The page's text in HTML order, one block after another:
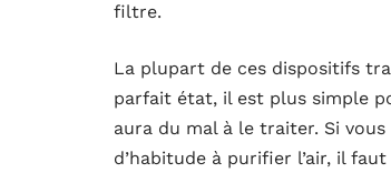
filtre.
La plupart de ces dispositifs
parfait état, il est plus simple
aura du mal à le traiter. Si
d’habitude à purifier l’air, il